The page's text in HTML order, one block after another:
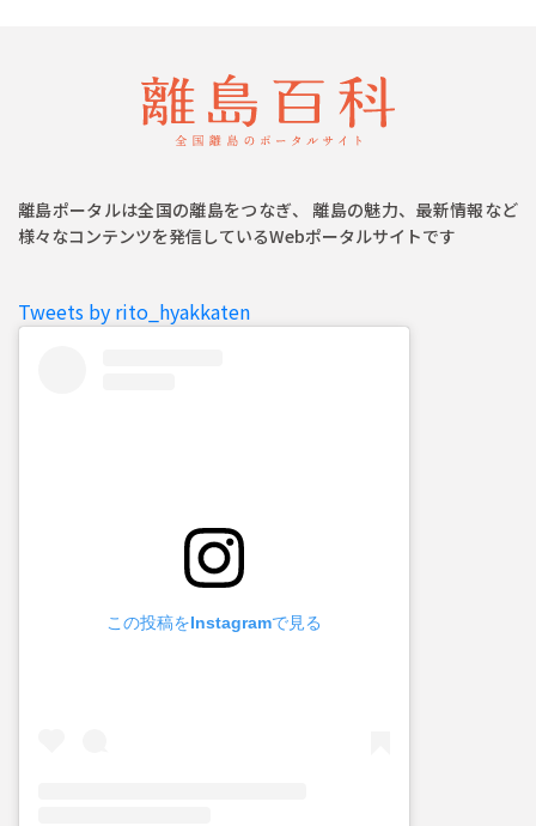
離島ポータルは全国の離島をつなぎ、 離島の魅力、最新情報など
様々なコンテンツを発信しているWebポータルサイトです
Tweets by rito_hyakkaten
この投稿をInstagramで見る